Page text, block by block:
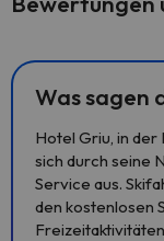
Was sagen
Hotel Griu, in
sich durch seine
Service aus.
den kostenlosen